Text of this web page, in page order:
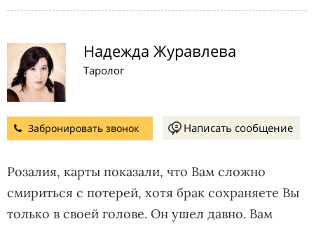
Надежда Журавлева
Таролог
Забронировать звонок Написать сообщение
Розалия, карты показали, что Вам сложно
смириться с потерей, хотя брак сохраняете Вы
только в своей голове. Он ушел давно. Вам